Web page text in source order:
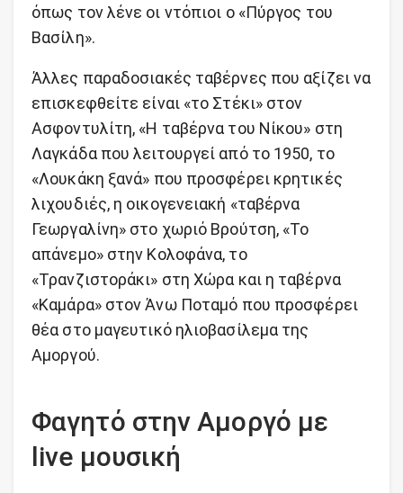
όπως τον λένε οι ντόπιοι ο «Πύργος του
Βασίλη».
Άλλες παραδοσιακές ταβέρνες που αξίζει να
επισκεφθείτε είναι «το Στέκι» στον
Ασφοντυλίτη, «Η ταβέρνα του Νίκου» στη
Λαγκάδα που λειτουργεί από το 1950, το
«Λουκάκη ξανά» που προσφέρει κρητικές
λιχουδιές, η οικογενειακή «ταβέρνα
Γεωργαλίνη» στο χωριό Βρούτση, «Το
απάνεμο» στην Κολοφάνα, το
«Τρανζιστοράκι» στη Χώρα και η ταβέρνα
«Καμάρα» στον Άνω Ποταμό που προσφέρει
θέα στο μαγευτικό ηλιοβασίλεμα της
Αμοργού.
Φαγητό στην Αμοργό με
live μουσική